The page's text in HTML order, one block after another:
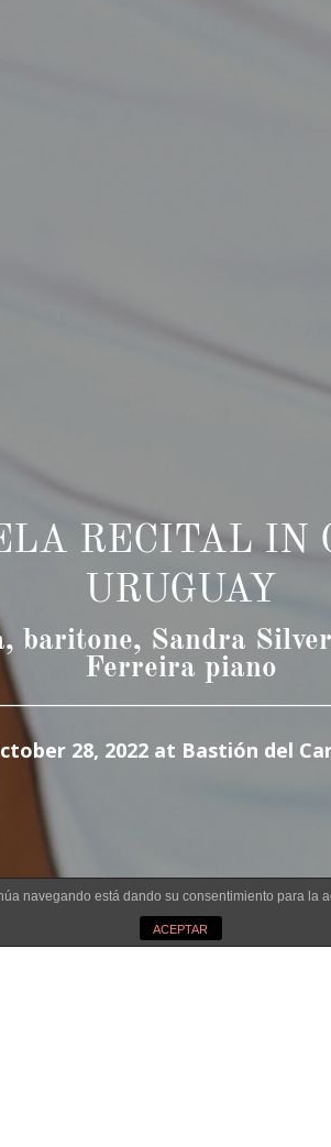
RECITAL IN
URUGUAY
baritone, Sandra
Ferreira piano
28, 2022 at Bastión del
3
navegando está dando su consentimiento para
ACEPTAR